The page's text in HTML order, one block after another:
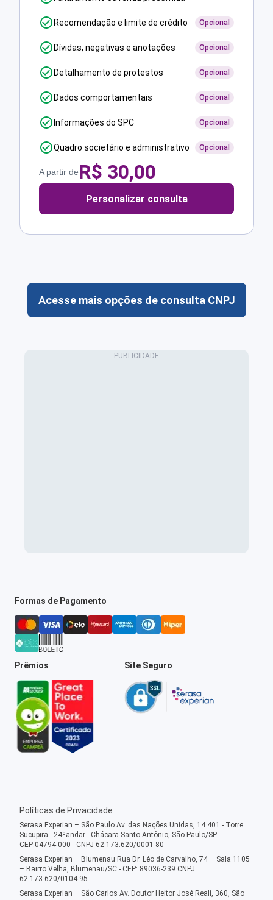
Recomendação e limite de crédito Opcional
Dívidas, negativas e anotações Opcional
Detalhamento de protestos Opcional
Dados comportamentais Opcional
Informações do SPC Opcional
Quadro societário e administrativo Opcional
A partir deR$ 30,00
Personalizar consulta
Acesse mais opções de consulta CNPJ
Formas de Pagamento
Prêmios Site Seguro
Políticas de Privacidade
Serasa Experian – São Paulo Av. das Nações Unidas, 14.401 - Torre
Sucupira - 24ºandar - Chácara Santo Antônio, São Paulo/SP -
CEP:04794-000 - CNPJ 62.173.620/0001-80
Serasa Experian – Blumenau Rua Dr. Léo de Carvalho, 74 – Sala 1105
– Bairro Velha, Blumenau/SC - CEP: 89036-239 CNPJ
62.173.620/0104-95
Serasa Experian – São Carlos Av. Doutor Heitor José Reali, 360, São